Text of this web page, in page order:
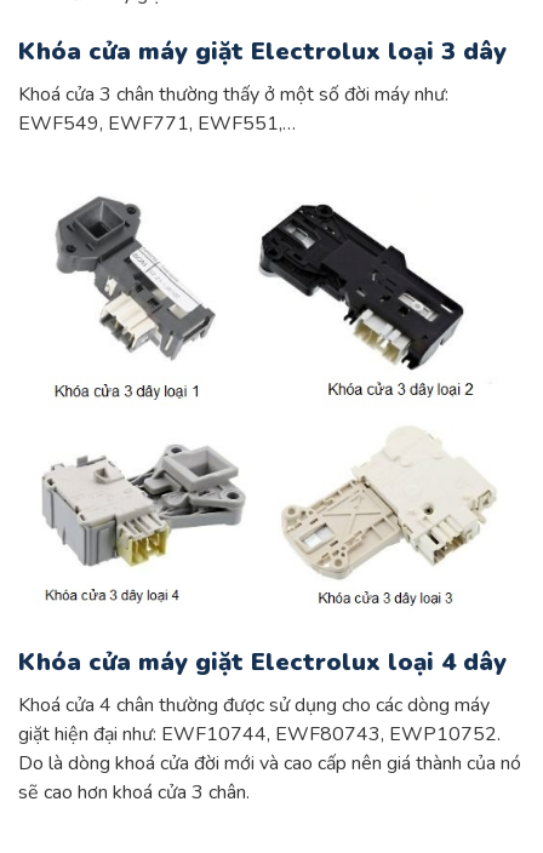
Khóa cửa máy giặt Electrolux loại 3 dây
Khoá cửa 3 chân thường thấy ở một số đời máy như:
EWF549, EWF771, EWF551,…
Khóa cửa máy giặt Electrolux loại 4 dây
Khoá cửa 4 chân thường được sử dụng cho các dòng máy
giặt hiện đại như: EWF10744, EWF80743, EWP10752.
Do là dòng khoá cửa đời mới và cao cấp nên giá thành của nó
sẽ cao hơn khoá cửa 3 chân.